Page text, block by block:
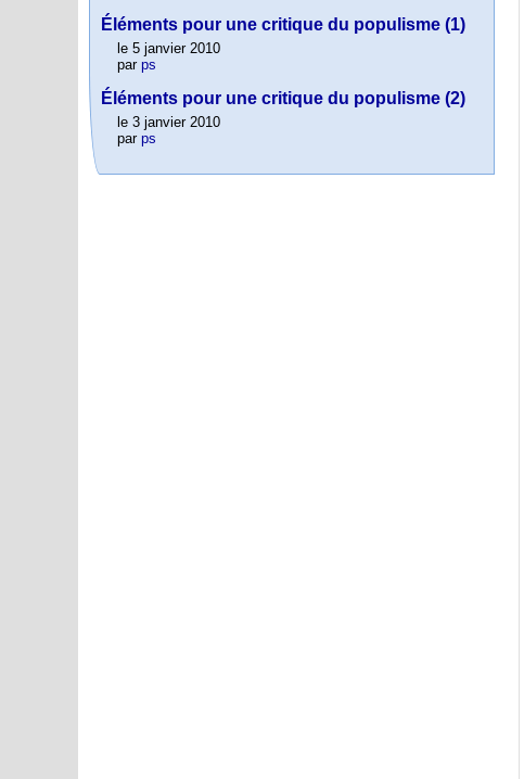
Éléments pour une critique du populisme (1)
le 5 janvier 2010
par ps
Éléments pour une critique du populisme (2)
le 3 janvier 2010
par ps